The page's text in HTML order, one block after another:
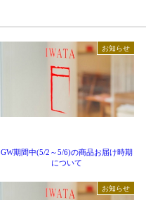
お知らせ
GW期間中(5/2～5/6)の商品お届け時期
について
お知らせ